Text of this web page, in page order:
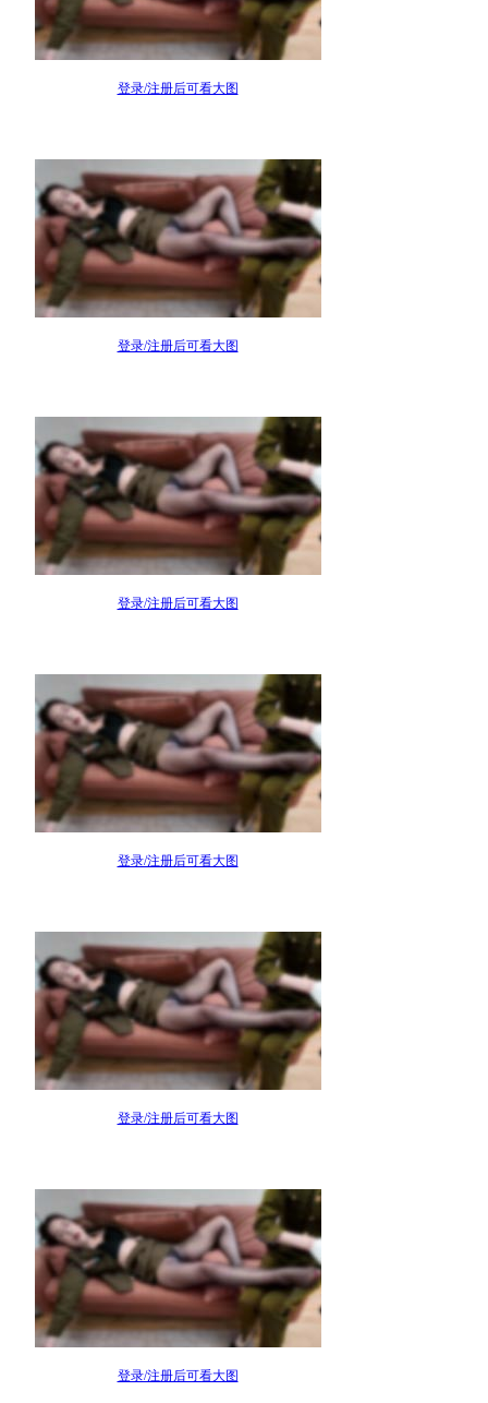
登录/注册后可看大图
登录/注册后可看大图
登录/注册后可看大图
登录/注册后可看大图
登录/注册后可看大图
登录/注册后可看大图